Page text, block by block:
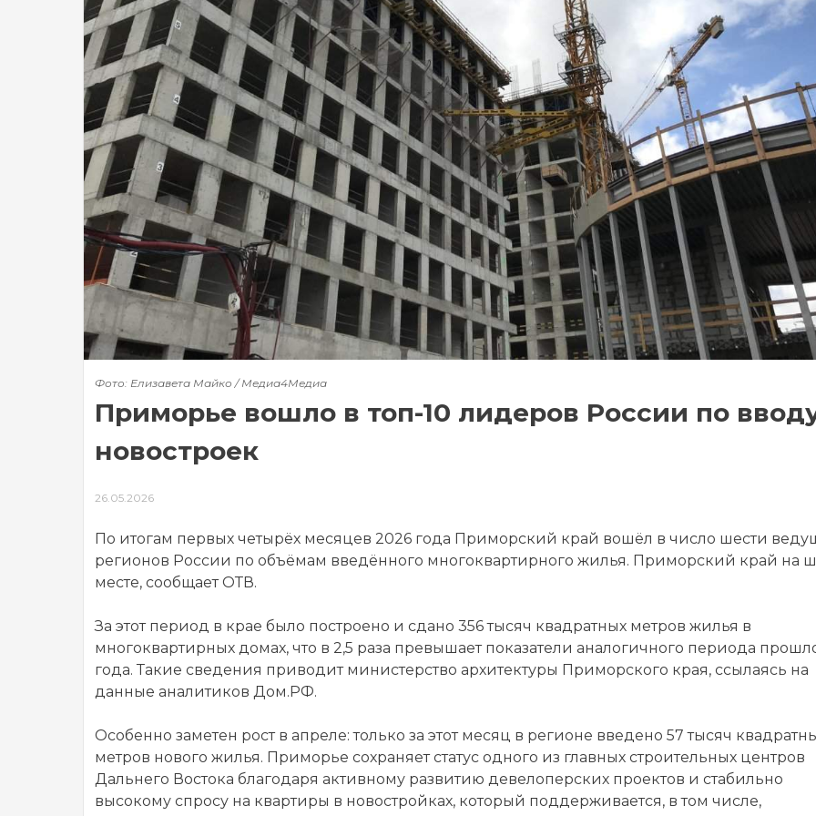
Фото: Елизавета Майко / Медиа4Медиа
Приморье вошло в топ-10 лидеров России по
новостроек
26.05.2026
По итогам первых четырёх месяцев 2026 года Приморский край вошёл в число шести
регионов России по объёмам введённого многоквартирного жилья. Приморский край на
месте, сообщает ОТВ.
За этот период в крае было построено и сдано 356 тысяч квадратных метров жилья в
многоквартирных домах, что в 2,5 раза превышает показатели аналогичного периода
года. Такие сведения приводит министерство архитектуры Приморского края, ссылаясь на
данные аналитиков Дом.РФ.
Особенно заметен рост в апреле: только за этот месяц в регионе введено 57 тысяч
метров нового жилья. Приморье сохраняет статус одного из главных строительных центров
Дальнего Востока благодаря активному развитию девелоперских проектов и стабильно
высокому спросу на квартиры в новостройках, который поддерживается, в том числе,